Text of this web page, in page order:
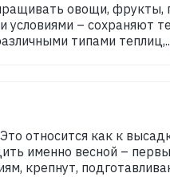
овощи, фрукты,
– сохраняют
типами
относится как к
именно весной –
крепнут,